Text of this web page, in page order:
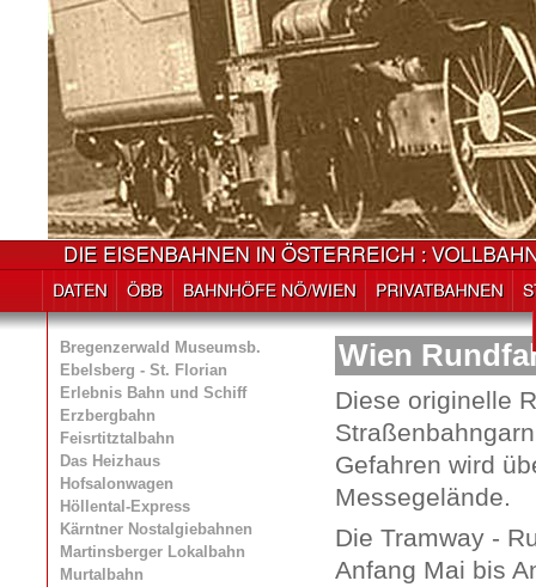
Bregenzerwald Museumsb.
Ebelsberg - St. Florian
Erlebnis Bahn und Schiff
Erzbergbahn
Feisrtitztalbahn
Das Heizhaus
Hofsalonwagen
Höllental-Express
Kärntner Nostalgiebahnen
Martinsberger Lokalbahn
Murtalbahn
Wien
Diese originelle
Gefahren wird
Messegelände.
Die Tramway -
Anfang Mai bis